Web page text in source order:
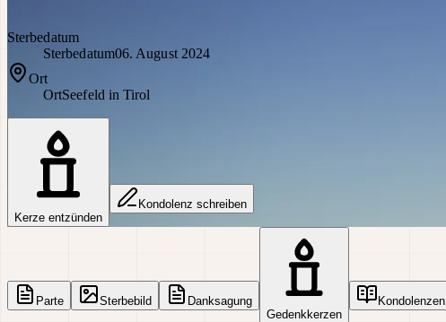
Sterbedatum
Sterbedatum06. August 2024
Ort
OrtSeefeld in Tirol
Kerze entzünden
Kondolenz schreiben
Parte Sterbebild
Danksagung
Gedenkkerzen
Kondolenzen